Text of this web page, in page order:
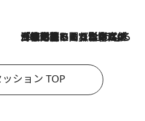
2026.8.3
「住宅建てられない…」「サーチャージ料の高値が続いている」ホルムズ海峡封鎖による影響はいつまで続く？《エネルギー専門家に聞く“どうなる日本の暮らし”》
ション TOP